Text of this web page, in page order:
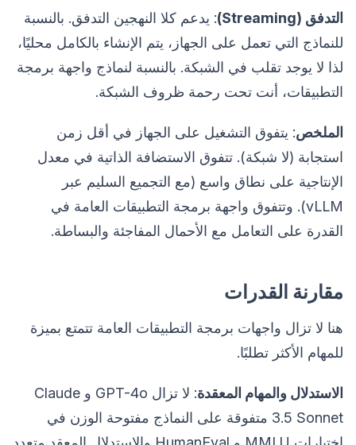
التدفق (Streaming)
: يدعم كلا النهجين التدفق. بالنسبة
للنماذج التي تعمل على الجهاز، يتم الإنشاء بالكامل محليًا،
لذا لا يوجد تقلب في الشبكة. بالنسبة لنماذج واجهة برمجة
التطبيقات، أنت تحت رحمة ظروف الشبكة.
الملخص: يتفوق التشغيل على الجهاز في أقل زمن
استجابة (لا شبكة). تتفوق الاستضافة الذاتية في معدل
الإنتاجية على نطاق واسع (مع التجميع السليم عبر
vLLM). وتتفوق واجهة برمجة التطبيقات العامة في
القدرة على التعامل مع الأحمال المفاجئة والبساطة.
مقارنة القدرات
هنا لا تزال واجهات برمجة التطبيقات العامة تتمتع بميزة
للمهام الأكثر تطلبًا.
الاستدلال والمهام المعقدة
: لا تزال GPT-4o و Claude
3.5 Sonnet متفوقة على النماذج مفتوحة الوزن في